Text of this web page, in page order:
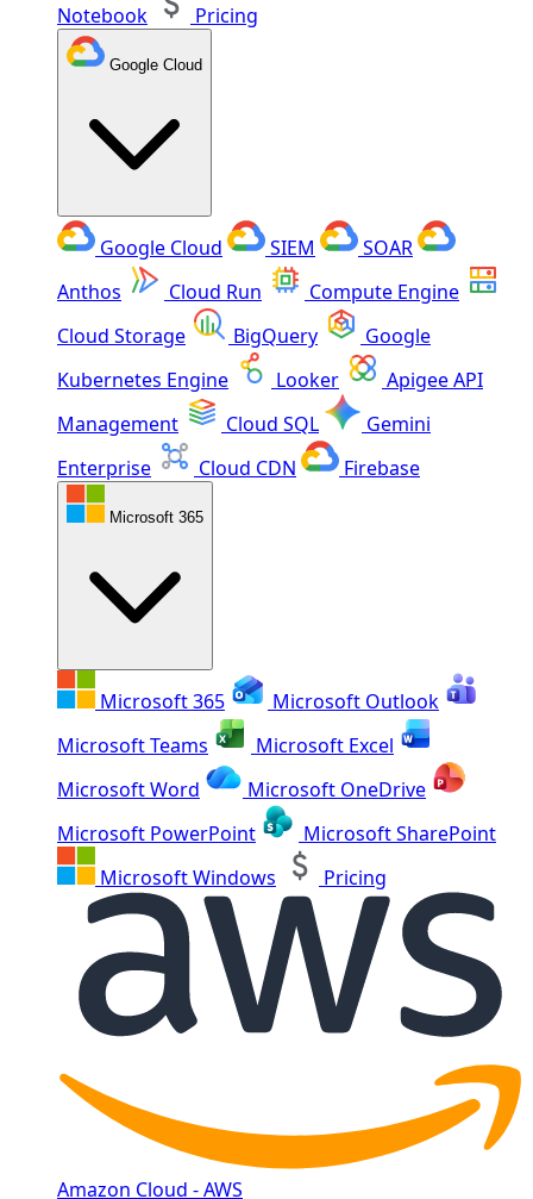
Notebook
Pricing
Google Cloud
Google Cloud SIEM
SOAR
Anthos
Cloud Run
Compute Engine
Cloud Storage
BigQuery
Google
Kubernetes Engine
Looker
Apigee API
Management
Cloud SQL
Gemini
Enterprise
Cloud CDN Firebase
Microsoft 365
Microsoft 365
Microsoft Outlook
Microsoft Teams
Microsoft Excel
Microsoft Word
Microsoft OneDrive
Microsoft PowerPoint
Microsoft SharePoint
Microsoft Windows
Pricing
Amazon Cloud - AWS